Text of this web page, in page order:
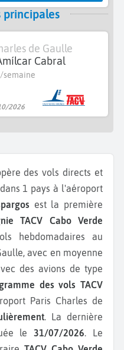
de Gaulle
Cabral
semaine
2026
des vols directs et
dans 1 pays à l'aéroport
est la première
TACV Cabo Verde
hebdomadaires au
avec en moyenne
des avions de type
des vols TACV
Paris Charles de
. La dernière
le 31/07/2026 . Le